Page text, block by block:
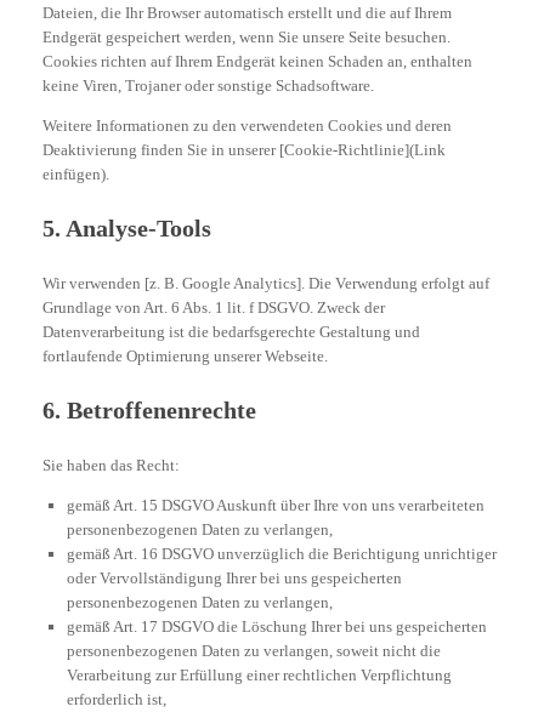
Dateien, die Ihr Browser automatisch erstellt und die auf Ihrem
Endgerät gespeichert werden, wenn Sie unsere Seite besuchen.
Cookies richten auf Ihrem Endgerät keinen Schaden an, enthalten
keine Viren, Trojaner oder sonstige Schadsoftware.
Weitere Informationen zu den verwendeten Cookies und deren
Deaktivierung finden Sie in unserer [Cookie-Richtlinie](Link
einfügen).
5. Analyse-Tools
Wir verwenden [z. B. Google Analytics]. Die Verwendung erfolgt auf
Grundlage von Art. 6 Abs. 1 lit. f DSGVO. Zweck der
Datenverarbeitung ist die bedarfsgerechte Gestaltung und
fortlaufende Optimierung unserer Webseite.
6. Betroffenenrechte
Sie haben das Recht:
gemäß Art. 15 DSGVO Auskunft über Ihre von uns verarbeiteten
personenbezogenen Daten zu verlangen,
gemäß Art. 16 DSGVO unverzüglich die Berichtigung unrichtiger
oder Vervollständigung Ihrer bei uns gespeicherten
personenbezogenen Daten zu verlangen,
gemäß Art. 17 DSGVO die Löschung Ihrer bei uns gespeicherten
personenbezogenen Daten zu verlangen, soweit nicht die
Verarbeitung zur Erfüllung einer rechtlichen Verpflichtung
erforderlich ist,